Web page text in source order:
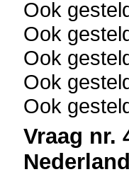
Ook
Ook
Ook
Ook
Ook
Vraag nr.